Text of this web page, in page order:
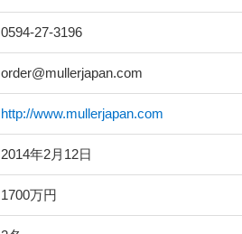
0594-27-3196
order@mullerjapan.com
http://www.mullerjapan.com
2014年2月12日
1700万円